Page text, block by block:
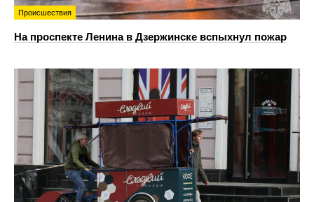
Происшествия
На проспекте Ленина в Дзержинске вспыхнул пожар